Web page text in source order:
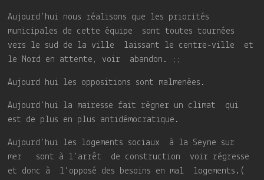
Aujourd’hui nous réalisons que les priorités
municipales de cette équipe sont toutes tournées
vers le sud de la ville laissant le centre-ville et
le Nord en attente, voir abandon. ;;
Aujourd hui les oppositions sont malmenées.
Aujourd’hui la mairesse fait régner un climat qui
est de plus en plus antidémocratique.
Aujourd’hui les logements sociaux à la Seyne sur
mer sont à l’arrêt de construction voir régresse
et donc à l’opposé des besoins en mal logements.(